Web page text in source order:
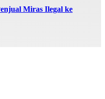
Miras Ilegal ke